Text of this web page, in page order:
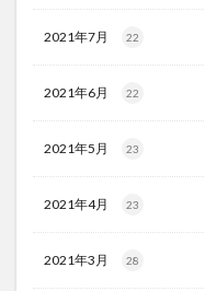
2021年7月 22
2021年6月 22
2021年5月 23
2021年4月 23
2021年3月 28